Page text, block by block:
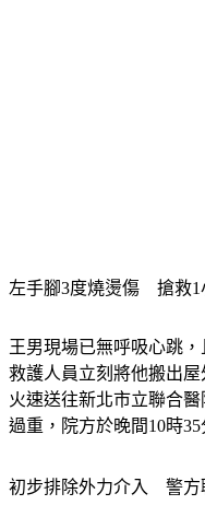
王男現場已無呼吸心跳
救護人員立刻將他搬出
火速送往新北市立聯合醫